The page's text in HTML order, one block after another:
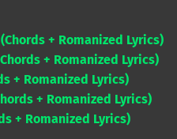
+ Romanized Lyrics)
+ Romanized Lyrics)
+ Romanized Lyrics)
+ Romanized Lyrics)
+ Romanized Lyrics)